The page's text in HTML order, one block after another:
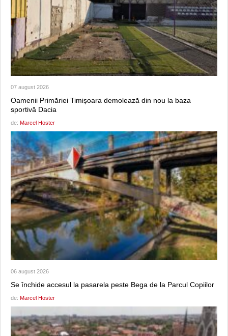
07 august 2026
Oamenii Primăriei Timișoara demolează din nou la baza
sportivă Dacia
de: Marcel Hoster
06 august 2026
Se închide accesul la pasarela peste Bega de la Parcul Copiilor
de: Marcel Hoster